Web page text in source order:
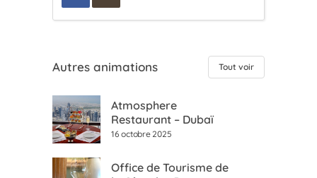
Autres animations Tout voir
Atmosphere
Restaurant – Dubaï
16 octobre 2025
Office de Tourisme de